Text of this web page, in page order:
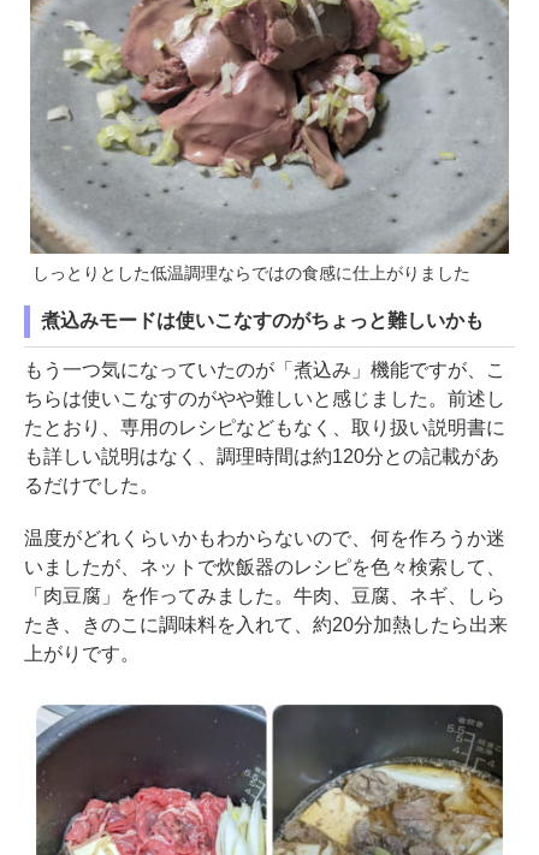
しっとりとした低温調理ならではの食感に仕上がりました
煮込みモードは使いこなすのがちょっと難しいかも
もう一つ気になっていたのが「煮込み」機能ですが、こ
ちらは使いこなすのがやや難しいと感じました。前述し
たとおり、専用のレシピなどもなく、取り扱い説明書に
も詳しい説明はなく、調理時間は約120分との記載があ
るだけでした。
温度がどれくらいかもわからないので、何を作ろうか迷
いましたが、ネットで炊飯器のレシピを色々検索して、
「肉豆腐」を作ってみました。牛肉、豆腐、ネギ、しら
たき、きのこに調味料を入れて、約20分加熱したら出来
上がりです。